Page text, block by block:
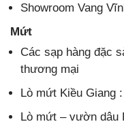
Showroom Vang
Mứt
Các sạp hàng đặc
thương mại
Lò mứt Kiều Giang
Lò mứt – vườn dâu